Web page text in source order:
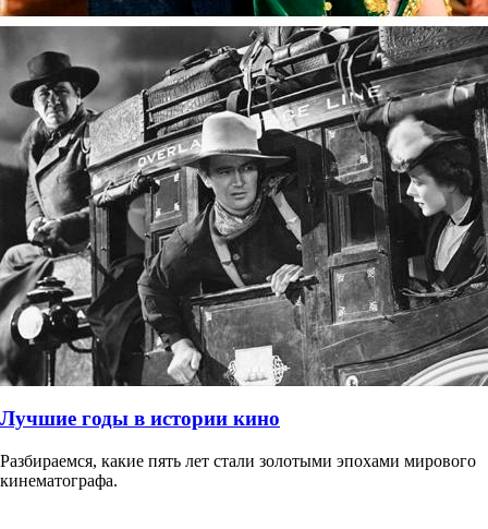
Лучшие годы в истории кино
Разбираемся, какие пять лет стали золотыми эпохами мирового
кинематографа.